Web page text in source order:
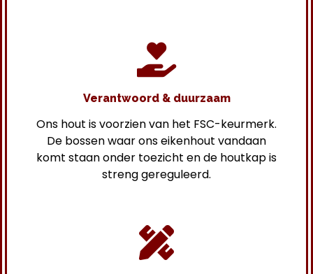
Verantwoord & duurzaam
Ons hout is voorzien van het FSC-keurmerk.
De bossen waar ons eikenhout vandaan
komt staan onder toezicht en de houtkap is
streng gereguleerd.